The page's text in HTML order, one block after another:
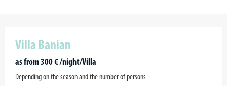
Villa Banian
as from 300 € /night/Villa
Depending on the season and the number of persons